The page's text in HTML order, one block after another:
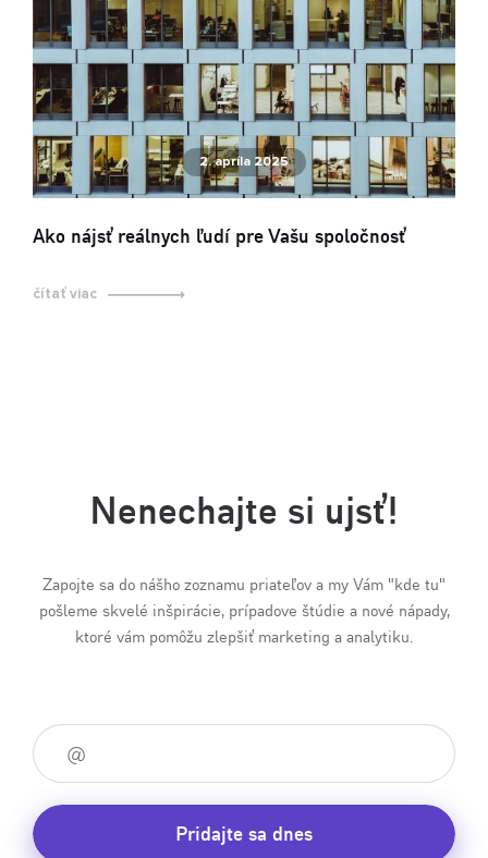
2. apríla 2025
Ako nájsť reálnych ľudí pre Vašu spoločnosť
čítať viac
Nenechajte si ujsť!
Zapojte sa do nášho zoznamu priateľov a my Vám "kde tu"
pošleme skvelé inšpirácie, prípadove štúdie a nové nápady,
ktoré vám pomôžu zlepšiť marketing a analytiku.
Pridajte sa dnes